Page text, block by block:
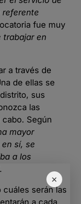
×
referente
fue muy
trabajar en
a través de
de ellas se
sus
las
Según
mayor
sí, se
a los
.
serán las
a cada